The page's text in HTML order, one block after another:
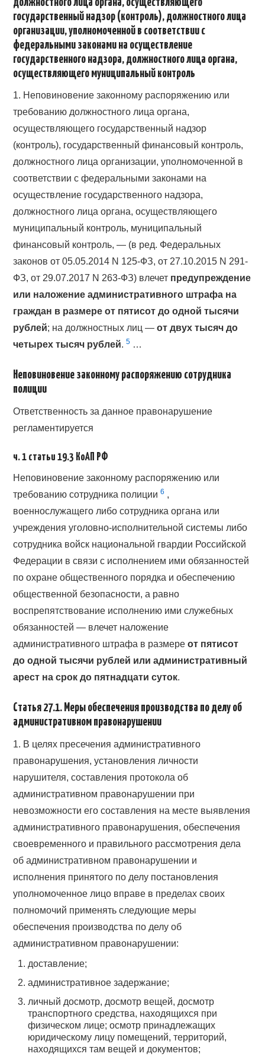
должностного лица органа, осуществляющего
государственный надзор (контроль), должностного лица
организации, уполномоченной в соответствии с
федеральными законами на осуществление
государственного надзора, должностного лица органа,
осуществляющего муниципальный контроль
1. Неповиновение законному распоряжению или
требованию должностного лица органа,
осуществляющего государственный надзор
(контроль), государственный финансовый контроль,
должностного лица организации, уполномоченной в
соответствии с федеральными законами на
осуществление государственного надзора,
должностного лица органа, осуществляющего
муниципальный контроль, муниципальный
финансовый контроль, — (в ред. Федеральных
законов от 05.05.2014 N 125-ФЗ, от 27.10.2015 N 291-
ФЗ, от 29.07.2017 N 263-ФЗ) влечет предупреждение
или наложение административного штрафа на
граждан в размере от пятисот до одной тысячи
рублей; на должностных лиц —от двух тысяч до
четырех тысяч рублей.5 …
Неповиновение законному распоряжению сотрудника
полиции
Ответственность за данное правонарушение
регламентируется
ч. 1 статьи 19.3 КоАП РФ
Неповиновение законному распоряжению или
требованию сотрудника полиции6 ,
военнослужащего либо сотрудника органа или
учреждения уголовно-исполнительной системы либо
сотрудника войск национальной гвардии Российской
Федерации в связи с исполнением ими обязанностей
по охране общественного порядка и обеспечению
общественной безопасности, а равно
воспрепятствование исполнению ими служебных
обязанностей — влечет наложение
административного штрафа в размереот пятисот
до одной тысячи рублей или административный
арест на срок до пятнадцати суток.
Статья 27.1. Меры обеспечения производства по делу об
административном правонарушении
1. В целях пресечения административного
правонарушения, установления личности
нарушителя, составления протокола об
административном правонарушении при
невозможности его составления на месте выявления
административного правонарушения, обеспечения
своевременного и правильного рассмотрения дела
об административном правонарушении и
исполнения принятого по делу постановления
уполномоченное лицо вправе в пределах своих
полномочий применять следующие меры
обеспечения производства по делу об
административном правонарушении:
доставление;
административное задержание;
личный досмотр, досмотр вещей, досмотр
транспортного средства, находящихся при
физическом лице; осмотр принадлежащих
юридическому лицу помещений, территорий,
находящихся там вещей и документов;